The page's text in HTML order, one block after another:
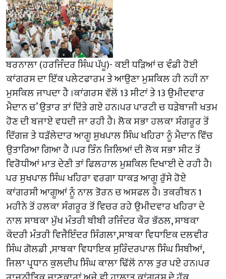
ਬਰਨਾਲਾ (ਹਰਜਿੰਦਰ ਸਿੰਘ ਪੱਪੂ)- ਕਈ ਧੜਿਆਂ ਚ ਵੰਡੀ ਹੋਈ
ਕਾਂਗਰਸ ਦਾ ਇੱਕ ਪਲੇਟਫਾਰਮ ਤੇ ਆਉਣਾ ਮੁਸ਼ਕਿਲ ਹੀ ਨਹੀਂ ਨਾ
ਮੁਸਕਿਲ ਜਾਪਦਾ ਹੈ ।ਕਾਂਗਰਸ ਵੱਲੋਂ 13 ਸੀਟਾਂ ਤੇ 13 ਉਮੀਦਵਾਰ
ਮੈਦਾਨ ਚ’ ਉਤਾਰ ਤਾਂ ਦਿੱਤੇ ਗਏ ਹਨ।ਪਰ ਪਾਰਟੀ ਚ ਧੜੇਬਾਜੀ ਖਤਮ
ਹੋਣ ਦੀ ਬਜਾਏ ਵਧਦੀ ਜਾ ਰਹੀ ਹੈ। ਲੋਕ ਸਭਾ ਹਲਕਾ ਸੰਗਰੂਰ ਤੋਂ
ਦਿੱਗਜ਼ ਤੇ ਧੜੱਲੇਦਾਰ ਆਗੂ ਸੁਖਪਾਲ ਸਿੰਘ ਖਹਿਰਾ ਨੂੰ ਮੈਦਾਨ ਵਿੱਚ
ਉਤਾਰਿਆ ਗਿਆ ਹੈ ।ਪਰ ਤਿੰਨ ਜਿਲਿਆਂ ਦੀ ਲੋਕ ਸਭਾ ਸੀਟ ਤੋਂ
ਵਿਰੋਧੀਆਂ ਮਾਤ ਦੇਣੀ ਤਾਂ ਫਿਲਹਾਲ ਮੁਸ਼ਕਿਲ ਦਿਖਾਈ ਦੇ ਰਹੀ ਹੈ।
ਪਰ ਸੁਖਪਾਲ ਸਿੰਘ ਖਹਿਰਾ ਵਰਗਾ ਧਾਕੜ ਆਗੂ ਰੁੱਸੇ ਹੋਏ
ਕਾਂਗਰਸੀ ਆਗੂਆਂ ਨੂੰ ਨਾਲ ਤੋਰਨ ਚ ਅਸਫਲ ਹੈ। ਤਕਰੀਬਨ 1
ਮਹੀਨੇ ਤੋਂ ਹਲਕਾ ਸੰਗਰੂਰ ਤੋਂ ਵਿਚਰ ਰਹੇ ਉਮੀਦਵਾਰ ਖਹਿਰਾ ਦੇ
ਨਾਲ ਸਾਬਕਾ ਮੁੱਖ ਮੰਤਰੀ ਬੀਬੀ ਰਜਿੰਦਰ ਕੌਰ ਭੱਠਲ, ਸਾਬਕਾ
ਕੇਂਦਰੀ ਮੰਤਰੀ ਵਿਜੈਇੰਦਰ ਸਿੰਗਲਾ,ਸਾਬਕਾ ਵਿਧਾਇਕ ਦਲਵੀਰ
ਸਿੰਘ ਗੋਲਡੀ ,ਸਾਬਕਾ ਵਿਧਾਇਕ ਸੁਰਿੰਦਰਪਾਲ ਸਿੰਘ ਸਿਬੀਆਂ,
ਜਿਲਾ ਪ੍ਰਧਾਨ ਕੁਲਦੀਪ ਸਿੰਘ ਕਾਲਾ ਢਿੱਲੋਂ ਨਾਲ ਤੁਰ ਪਏ ਹਨ।ਪਰ